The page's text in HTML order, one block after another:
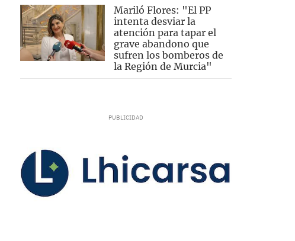
Mariló Flores: "El PP
intenta desviar la
atención para tapar el
grave abandono que
sufren los bomberos de
la Región de Murcia"